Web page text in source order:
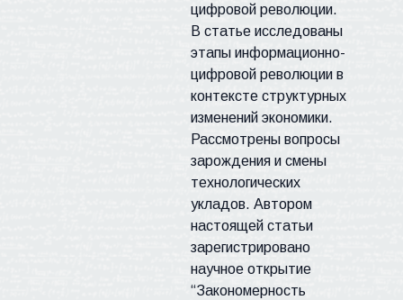
цифровой революции.
В статье исследованы
этапы информационно-
цифровой революции в
контексте структурных
изменений экономики.
Рассмотрены вопросы
зарождения и смены
технологических
укладов. Автором
настоящей статьи
зарегистрировано
научное открытие
“Закономерность